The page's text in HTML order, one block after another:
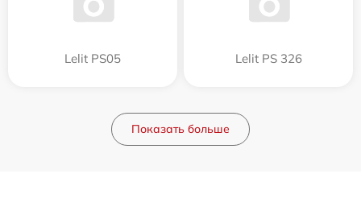
Lelit PS05 Lelit PS 326
Показать больше